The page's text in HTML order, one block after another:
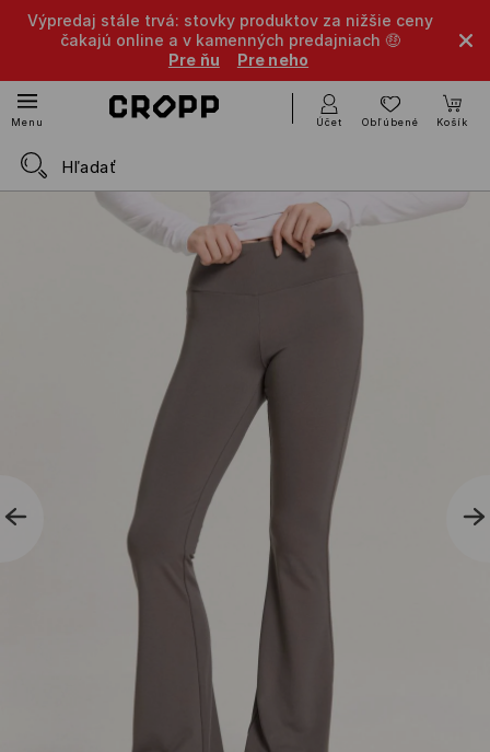
Výpredaj stále trvá: stovky produktov za nižšie ceny
čakajú online a v kamenných predajniach 🤑
Pre ňu
Pre neho
Menu Účet Obľúbené Košík